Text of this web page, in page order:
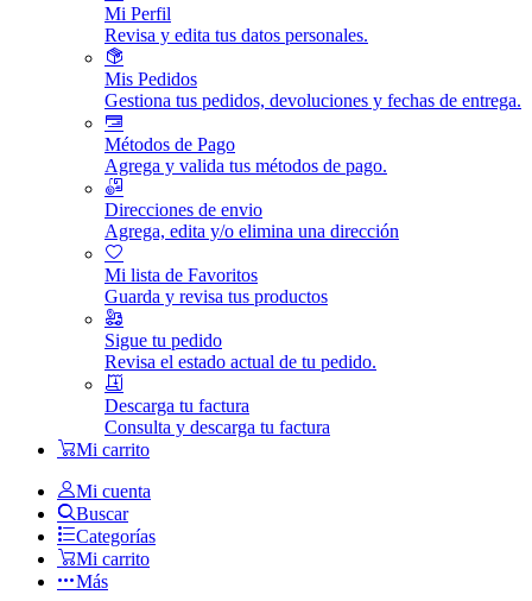
Mi Perfil
Revisa y edita tus datos personales.
Mis Pedidos
Gestiona tus pedidos, devoluciones y fechas de entrega.
Métodos de Pago
Agrega y valida tus métodos de pago.
Direcciones de envio
Agrega, edita y/o elimina una dirección
Mi lista de Favoritos
Guarda y revisa tus productos
Sigue tu pedido
Revisa el estado actual de tu pedido.
Descarga tu factura
Consulta y descarga tu factura
Mi carrito
Mi cuenta
Buscar
Categorías
Mi carrito
Más